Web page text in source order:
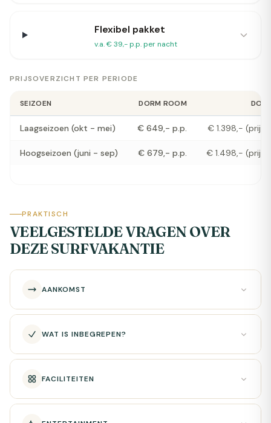
Flexibel pakket
v.a. € 39,- p.p. per nacht
PRIJSOVERZICHT PER PERIODE
SEIZOEN DORM ROOM
Laagseizoen (okt - mei) € 649,- p.p. € 1.398,- (prijs
Hoogseizoen (juni - sep) € 679,- p.p. € 1.498,- (prijs
PRAKTISCH
VEELGESTELDE VRAGEN OVER
DEZE SURFVAKANTIE
AANKOMST
WAT IS INBEGREPEN?
FACILITEITEN